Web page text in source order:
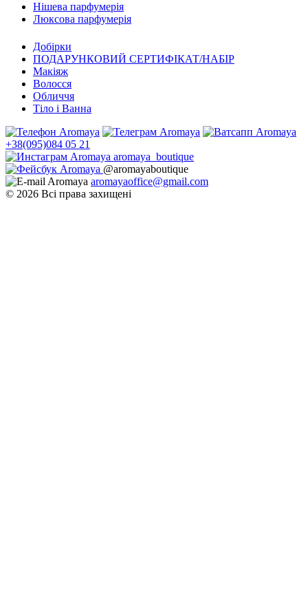
Нішева парфумерія
Люксова парфумерія
Добірки
ПОДАРУНКОВИЙ СЕРТИФІКАТ/НАБІР
Макіяж
Волосся
Обличчя
Тіло і Ванна
+38(095)084 05 21
aromaya_boutique
@aromayaboutique
aromayaoffice@gmail.com
© 2026 Всі права захищені